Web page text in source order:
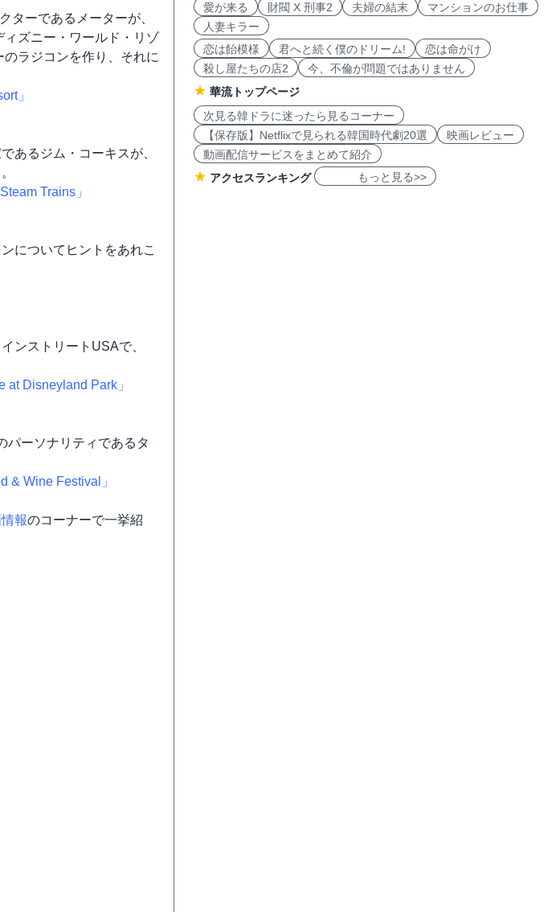
ターであるメーターが、
ズニー・ワールド・リゾ
ラジコンを作り、それに
」
あるジム・コーキスが、
Trains」
についてヒントをあれこ
ンストリートUSAで、
Disneyland Park」
パーソナリティであるタ
& Wine Festival」
報のコーナーで一挙紹
愛が来る
財閥 X 刑事2 夫婦の結末
マンションのお仕事
人妻キラー
恋は飴模様
君へと続く僕のドリーム!
恋は命がけ
殺し屋たちの店2
今、不倫が問題ではありません
華流トップページ
次見る韓ドラに迷ったら見るコーナー
【保存版】Netflixで見られる韓国時代劇20選
映画レビュー
動画配信サービスをまとめて紹介
アクセスランキング
もっと見る>>